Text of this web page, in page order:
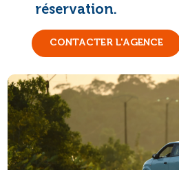
réservation.
CONTACTER L'AGENCE